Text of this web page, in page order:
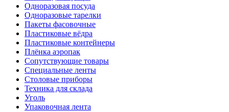
Одноразовая посуда
Одноразовые тарелки
Пакеты фасовочные
Пластиковые вёдра
Пластиковые контейнеры
Плёнка аэропак
Сопутствующие товары
Специальные ленты
Столовые приборы
Техника для склада
Уголь
Упаковочная лента